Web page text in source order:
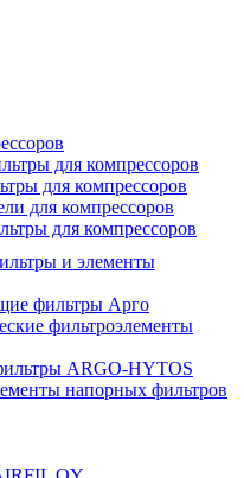
для компрессоров
для компрессоров
для компрессоров
для компрессоров
и элементы
фильтры Арго
фильтроэлементы
ARGO-HYTOS
напорных фильтров